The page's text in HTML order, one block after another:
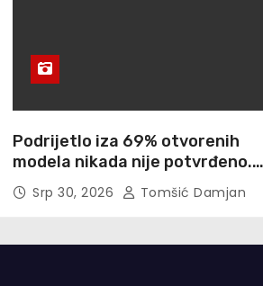
Podrijetlo iza 69% otvorenih
modela nikada nije potvrđeno.
Cisco je upravo uzeo gotovo 900
otisaka prstiju besplatno
Srp 30, 2026 Tomšić Damjan